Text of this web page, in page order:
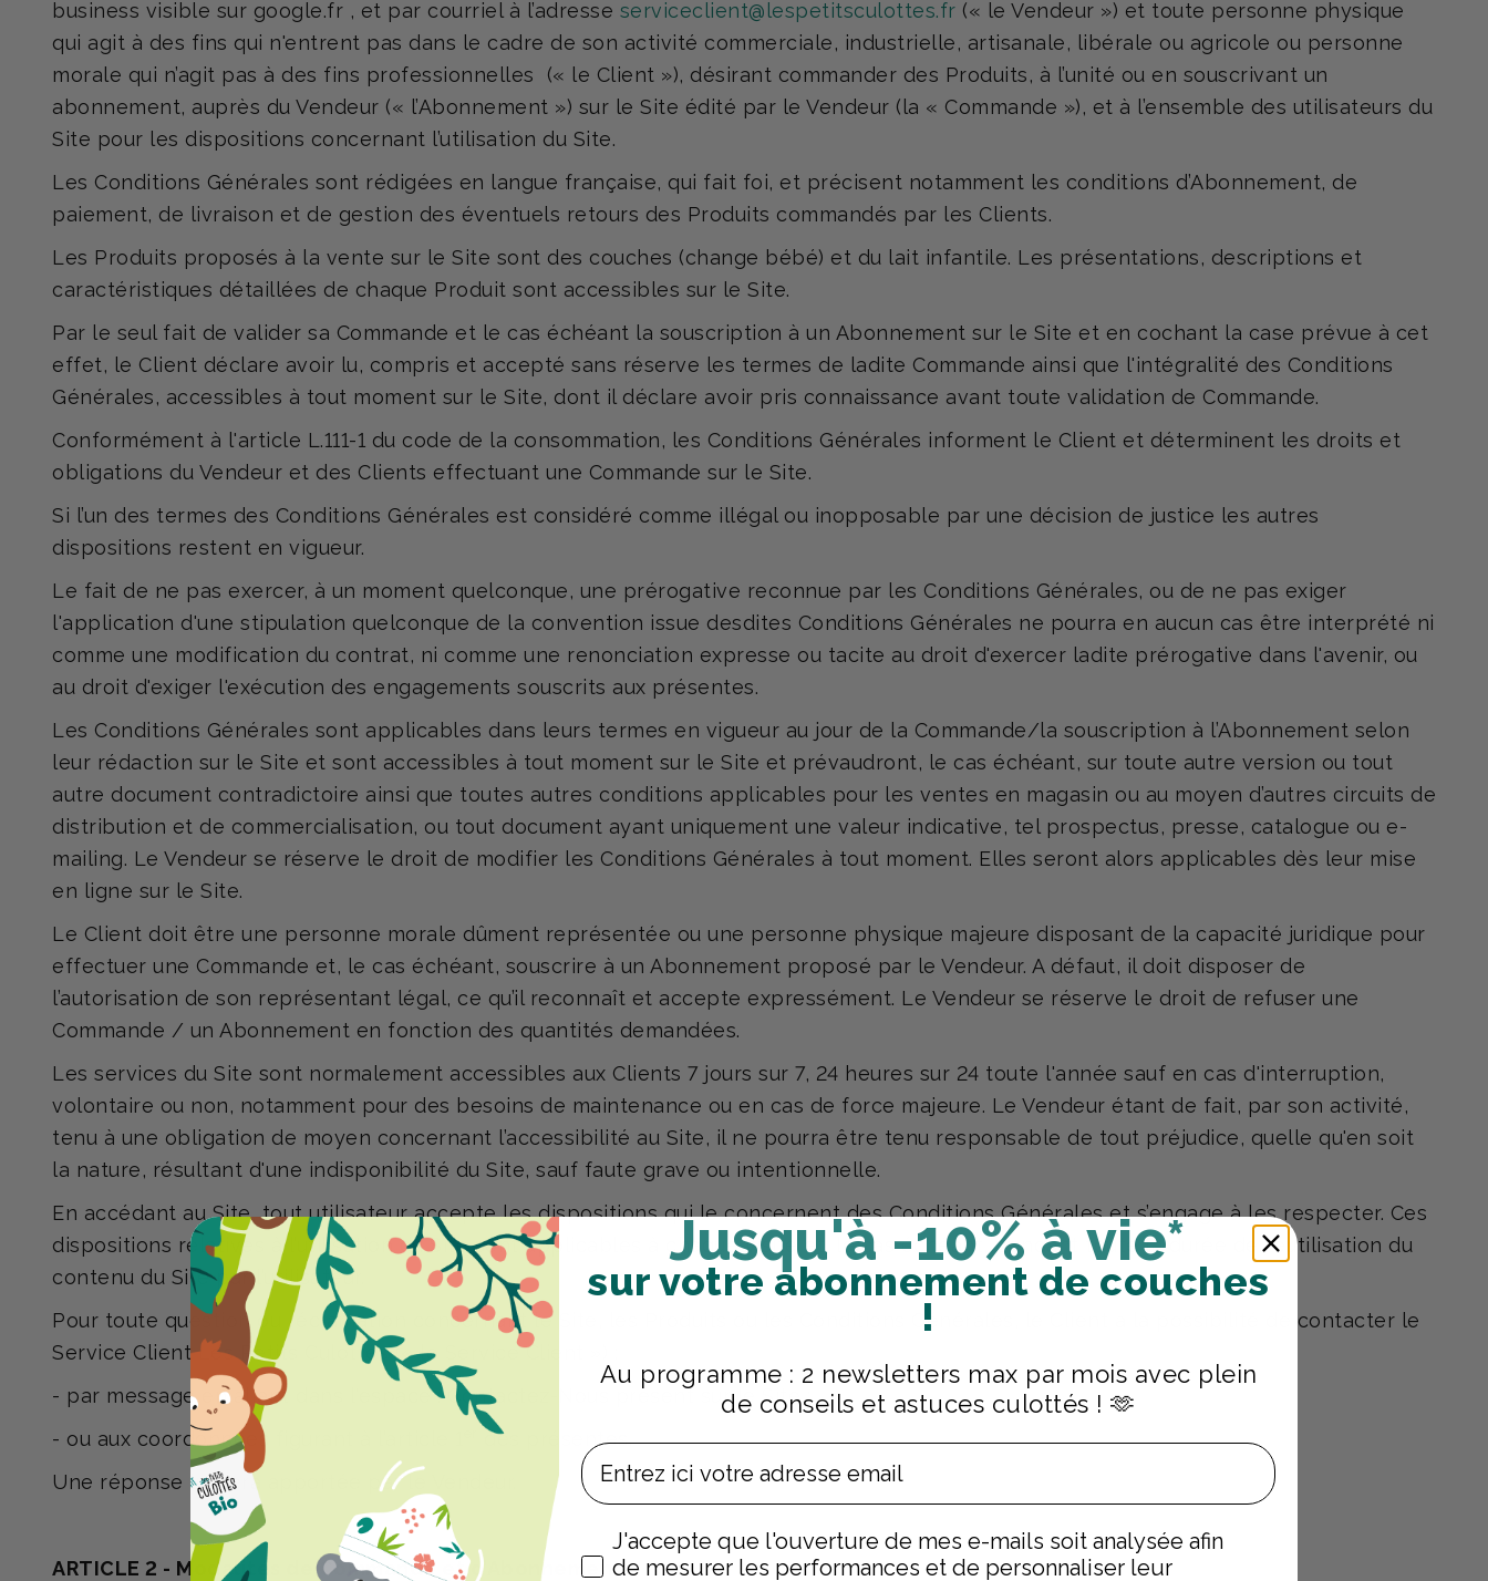
business visible sur google.fr , et par courriel à l’adresse serviceclient@lespetitsculottes.fr (« le Vendeur ») et toute personne physique
qui agit à des fins qui n'entrent pas dans le cadre de son activité commerciale, industrielle, artisanale, libérale ou agricole ou personne
morale qui n’agit pas à des fins professionnelles
(« le Client »), désirant commander des Produits, à l’unité ou en souscrivant un
abonnement, auprès du Vendeur (« l’Abonnement ») sur le Site édité par le Vendeur (la « Commande »), et à l’ensemble des utilisateurs du
Site pour les dispositions concernant l’utilisation du Site.
Les Conditions Générales sont rédigées en langue française, qui fait foi, et précisent notamment les conditions d’Abonnement, de
paiement, de livraison et de gestion des éventuels retours des Produits commandés par les Clients.
Les Produits proposés à la vente sur le Site sont des couches (change bébé) et du lait infantile. Les présentations, descriptions et
caractéristiques détaillées de chaque Produit sont accessibles sur le Site.
Par le seul fait de valider sa Commande et le cas échéant la souscription à un Abonnement sur le Site et en cochant la case prévue à cet
effet, le Client déclare avoir lu, compris et accepté sans réserve les termes de ladite Commande ainsi que l'intégralité des Conditions
Générales, accessibles à tout moment sur le Site, dont il déclare avoir pris connaissance avant toute validation de Commande.
Conformément à l'article L.111-1 du code de la consommation, les Conditions Générales informent le Client et déterminent les droits et
obligations du Vendeur et des Clients effectuant une Commande sur le Site.
Si l’un des termes des Conditions Générales est considéré comme illégal ou inopposable par une décision de justice les autres
dispositions restent en vigueur.
Le fait de ne pas exercer, à un moment quelconque, une prérogative reconnue par les Conditions Générales, ou de ne pas exiger
l'application d'une stipulation quelconque de la convention issue desdites Conditions Générales ne pourra en aucun cas être interprété ni
comme une modification du contrat, ni comme une renonciation expresse ou tacite au droit d'exercer ladite prérogative dans l'avenir, ou
au droit d'exiger l'exécution des engagements souscrits aux présentes.
Les Conditions Générales sont applicables dans leurs termes en vigueur au jour de la Commande/la souscription à l’Abonnement selon
leur rédaction sur le Site et sont accessibles à tout moment sur le Site et prévaudront, le cas échéant, sur toute autre version ou tout
autre document contradictoire ainsi que toutes autres conditions applicables pour les ventes en magasin ou au moyen d’autres circuits de
distribution et de commercialisation, ou tout document ayant uniquement une valeur indicative, tel prospectus, presse, catalogue ou e-
mailing. Le Vendeur se réserve le droit de modifier les Conditions Générales à tout moment. Elles seront alors applicables dès leur mise
en ligne sur le Site.
Le Client doit être une personne morale dûment représentée ou une personne physique majeure disposant de la capacité juridique pour
effectuer une Commande et, le cas échéant, souscrire à un Abonnement proposé par le Vendeur. A défaut, il doit disposer de
l’autorisation de son représentant légal, ce qu’il reconnaît et accepte expressément. Le Vendeur se réserve le droit de refuser une
Commande / un Abonnement en fonction des quantités demandées.
Les services du Site sont normalement accessibles aux Clients 7 jours sur 7, 24 heures sur 24 toute l'année sauf en cas d'interruption,
volontaire ou non, notamment pour des besoins de maintenance ou en cas de force majeure. Le Vendeur étant de fait, par son activité,
tenu à une obligation de moyen concernant l’accessibilité au Site, il ne pourra être tenu responsable de tout préjudice, quelle qu'en soit
la nature, résultant d'une indisponibilité du Site, sauf faute grave ou intentionnelle.
En accédant au Site, tout utilisateur accepte les dispositions qui le concernent des Conditions Générales et s’engage à les respecter. Ces
dispositions relatives à l’utilisation du Site sont applicables à chaque visite et, le cas échéant, pendant toute la durée de réutilisation du
contenu du Site par l’utilisateur.
Pour toute question ou réclamation concernant le Site, les Produits ou les Conditions Générales, le Client a la possibilité de contacter le
Service Client Les Petits Culottés (« le Service Client ») :
- par message en allant dans l'espace : Contactez-Nous
présent sur le Site ;
- ou aux coordonnées figurant à l’article 1
des présentes.
Une réponse lui sera apportée par le Vendeur.
ARTICLE 2 - Modalités de Commande et d’Abonnement
Jusqu'à -10% à vie*
sur votre abonnement de couches
!
Au programme : 2 newsletters max par mois avec plein
de conseils et astuces culottés ! 🫶
Email
Préférences
J'accepte que l'ouverture de mes e-mails soit analysée afin
de mesurer les performances et de personnaliser leur